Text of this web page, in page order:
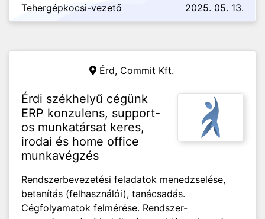
Tehergépkocsi-vezető 2025. 05. 13.
Érd, Commit Kft.
Érdi székhelyű cégünk
ERP konzulens, support-
os munkatársat keres,
irodai és home office
munkavégzés
Rendszerbevezetési feladatok menedzselése,
betanítás (felhasználói), tanácsadás.
Cégfolyamatok felmérése. Rendszer-